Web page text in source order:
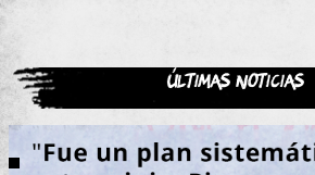
Últimas noticias